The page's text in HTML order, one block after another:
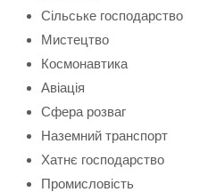
Сільське господарство
Мистецтво
Космонавтика
Авіація
Сфера розваг
Наземний транспорт
Хатнє господарство
Промисловість